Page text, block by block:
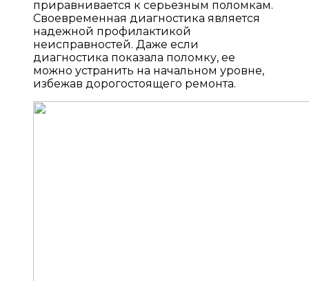
приравнивается к серьезным поломкам.
Своевременная диагностика является
надежной профилактикой
неисправностей. Даже если
диагностика показала поломку, ее
можно устранить на начальном уровне,
избежав дорогостоящего ремонта.